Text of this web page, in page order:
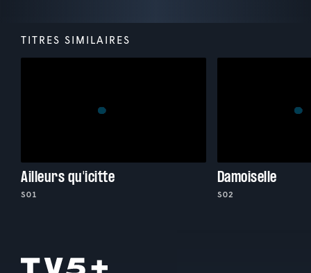
TITRES SIMILAIRES
Ailleurs qu'icitte
S01
Damoiselle
S02